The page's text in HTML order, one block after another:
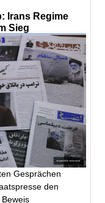
Irans Regime
Sieg
Gesprächen
den